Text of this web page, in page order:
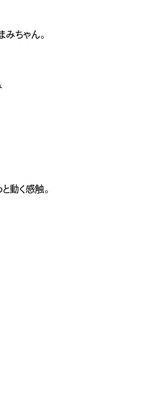
ちゃん。
動く感触。